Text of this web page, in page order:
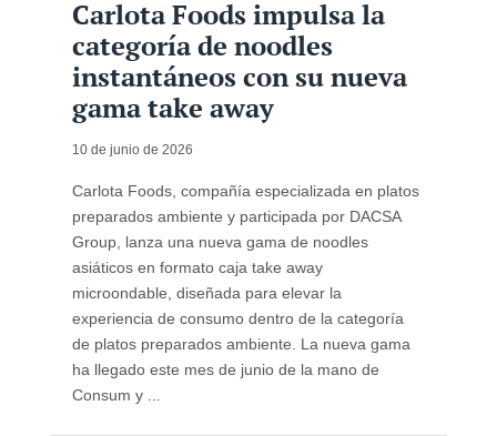
Carlota Foods impulsa la
categoría de noodles
instantáneos con su nueva
gama take away
10 de junio de 2026
Carlota Foods, compañía especializada en platos
preparados ambiente y participada por DACSA
Group, lanza una nueva gama de noodles
asiáticos en formato caja take away
microondable, diseñada para elevar la
experiencia de consumo dentro de la categoría
de platos preparados ambiente. La nueva gama
ha llegado este mes de junio de la mano de
Consum y ...